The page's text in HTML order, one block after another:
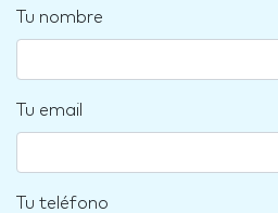
Tu nombre
Tu email
Tu teléfono